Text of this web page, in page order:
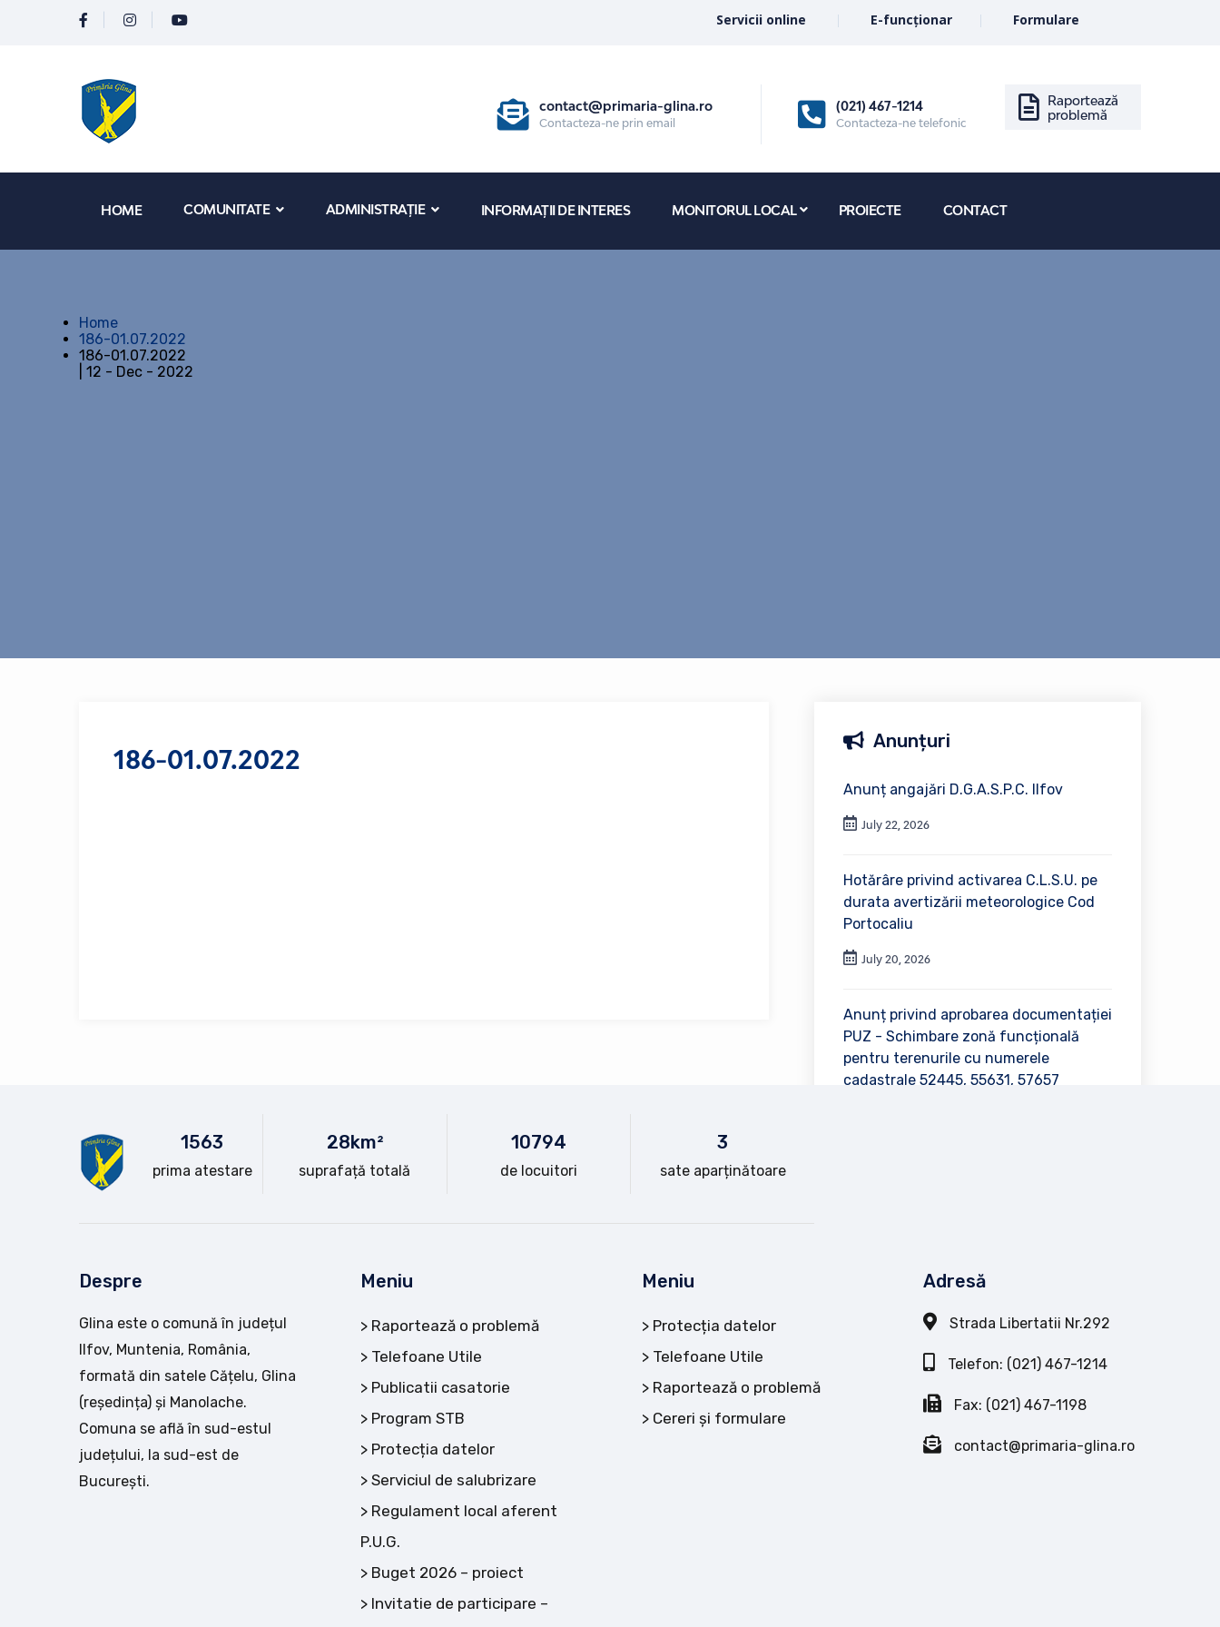
Servicii online E-funcționar Formulare
contact@primaria-glina.ro
Contacteza-ne prin email
(021) 467-1214
Contacteza-ne telefonic
Raportează
problemă
HOME COMUNITATE ADMINISTRAȚIE INFORMAȚII DE INTERES MONITORUL LOCAL PROIECTE CONTACT
Home
186-01.07.2022
186-01.07.2022
| 12 - Dec - 2022
186-01.07.2022
Anunțuri
Anunț angajări D.G.A.S.P.C. Ilfov
July 22, 2026
Hotărâre privind activarea C.L.S.U. pe
durata avertizării meteorologice Cod
Portocaliu
July 20, 2026
Anunț privind aprobarea documentației
PUZ - Schimbare zonă funcțională
pentru terenurile cu numerele
cadastrale 52445, 55631, 57657
1563
prima atestare
28km²
suprafață totală
10794
de locuitori
3
sate aparținătoare
Despre
Glina este o comună în județul
Ilfov, Muntenia, România,
formată din satele Cățelu, Glina
(reședința) și Manolache.
Comuna se află în sud-estul
județului, la sud-est de
București.
Meniu
Raportează o problemă
Telefoane Utile
Publicatii casatorie
Program STB
Protecția datelor
Serviciul de salubrizare
Regulament local aferent
P.U.G.
Buget 2026 – proiect
Invitatie de participare –
Meniu
Protecția datelor
Telefoane Utile
Raportează o problemă
Cereri și formulare
Adresă
Strada Libertatii Nr.292
Telefon: (021) 467-1214
Fax: (021) 467-1198
contact@primaria-glina.ro